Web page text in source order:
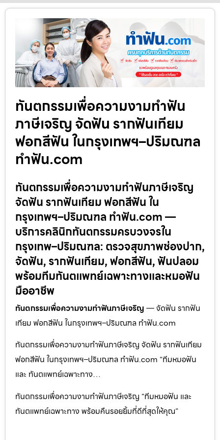
ทันตกรรมเพื่อความงามทำฟัน
ภาษีเจริญ จัดฟัน รากฟันเทียม
ฟอกสีฟัน ในกรุงเทพฯ–ปริมณฑล
ทำฟัน.com
ทันตกรรมเพื่อความงามทำฟันภาษีเจริญ
จัดฟัน รากฟันเทียม ฟอกสีฟัน ใน
กรุงเทพฯ–ปริมณฑล ทำฟัน.com —
บริการคลินิกทันตกรรมครบวงจรใน
กรุงเทพ–ปริมณฑล: ตรวจสุขภาพช่องปาก,
จัดฟัน, รากฟันเทียม, ฟอกสีฟัน, ฟันปลอม
พร้อมทีมทันตแพทย์เฉพาะทางและหมอฟัน
มืออาชีพ
ทันตกรรมเพื่อความงามทำฟันภาษีเจริญ — จัดฟัน รากฟัน
เทียม ฟอกสีฟัน ในกรุงเทพฯ–ปริมณฑล ทำฟัน.com
ทันตกรรมเพื่อความงามทำฟันภาษีเจริญ จัดฟัน รากฟันเทียม
ฟอกสีฟัน ในกรุงเทพฯ–ปริมณฑล ทำฟัน.com “ทีมหมอฟัน
และ ทันตแพทย์เฉพาะทาง…
ทันตกรรมเพื่อความงามทำฟันภาษีเจริญ “ทีมหมอฟัน และ
ทันตแพทย์เฉพาะทาง พร้อมคืนรอยยิ้มที่ดีที่สุดให้คุณ”